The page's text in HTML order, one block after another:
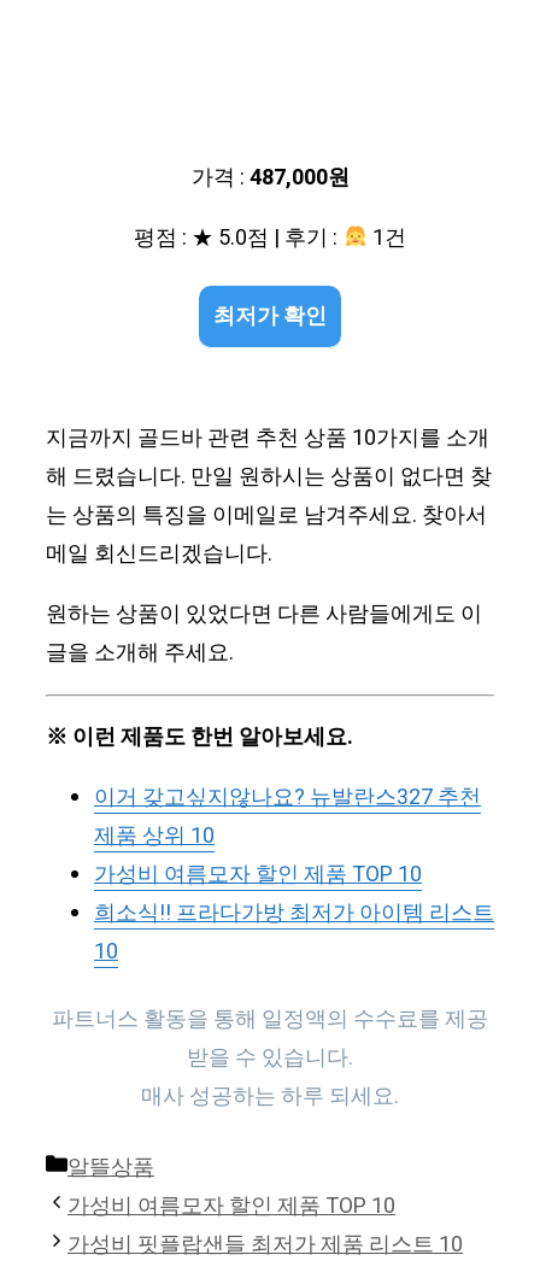
가격 :487,000원
평점 : ★ 5.0점 | 후기 :
1건
최저가 확인
지금까지 골드바 관련 추천 상품 10가지를 소개
해 드렸습니다. 만일 원하시는 상품이 없다면 찾
는 상품의 특징을 이메일로 남겨주세요. 찾아서
메일 회신드리겠습니다.
원하는 상품이 있었다면 다른 사람들에게도 이
글을 소개해 주세요.
※ 이런 제품도 한번 알아보세요.
이거 갖고싶지않나요? 뉴발란스327 추천
제품 상위 10
가성비 여름모자 할인 제품 TOP 10
희소식!! 프라다가방 최저가 아이템 리스트
10
파트너스 활동을 통해 일정액의 수수료를 제공
받을 수 있습니다.
매사 성공하는 하루 되세요.
Categories
알뜰상품
가성비 여름모자 할인 제품 TOP 10
가성비 핏플랍샌들 최저가 제품 리스트 10